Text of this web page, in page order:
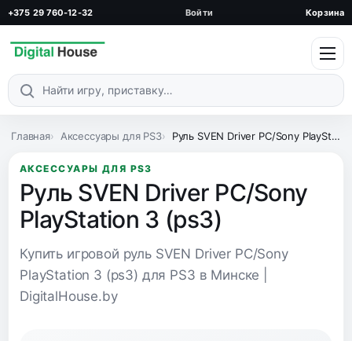
+375 29 760-12-32 Войти Корзина
Поиск по каталогу
Главная Аксессуары для PS3 Руль SVEN Driver PC/Sony PlayStation 3 (ps3)
АКСЕССУАРЫ ДЛЯ PS3
Руль SVEN Driver PC/Sony
PlayStation 3 (ps3)
Купить игровой руль SVEN Driver PC/Sony
PlayStation 3 (ps3) для PS3 в Минске |
DigitalHouse.by